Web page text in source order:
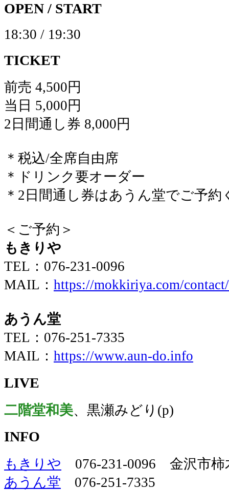
OPEN / START
18:30 / 19:30
TICKET
前売 4,500円
当日 5,000円
2日間通し券 8,000円
＊税込/全席自由席
＊ドリンク要オーダー
＊2日間通し券はあうん堂でご予約
＜ご予約＞
もきりや
TEL：076-231-0096
MAIL： https://mokkiriya.com/contact/
あうん堂
TEL：076-251-7335
MAIL： https://www.aun-do.info
LIVE
二階堂和美、黒瀬みどり(p)
INFO
もきりや 076-231-0096 金沢市柿
あうん堂 076-251-7335